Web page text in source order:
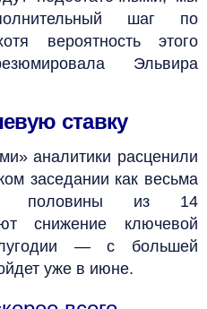
шаг по
вероятность этого
Эльвира
ставку
аналитики расценили
заседании как весьма
половины из 14
снижение ключевой
— с большей
уже в июне.